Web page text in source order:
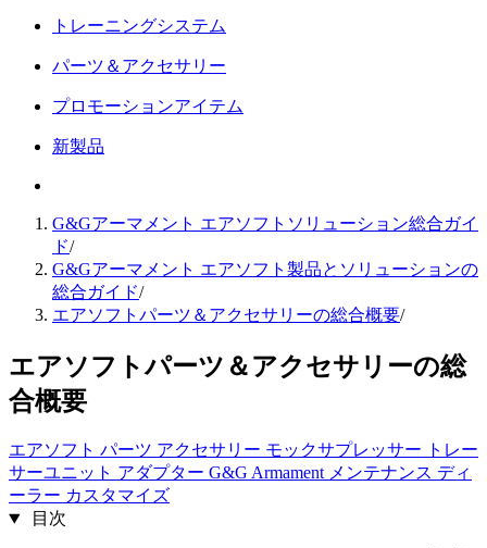
トレーニングシステム
パーツ＆アクセサリー
プロモーションアイテム
新製品
G&Gアーマメント エアソフトソリューション総合ガイ
ド/
G&Gアーマメント エアソフト製品とソリューションの
総合ガイド/
エアソフトパーツ＆アクセサリーの総合概要/
エアソフトパーツ＆アクセサリーの総
合概要
エアソフト パーツ アクセサリー モックサプレッサー
トレー
サーユニット アダプター G&G Armament メンテナンス ディ
ーラー カスタマイズ
目次